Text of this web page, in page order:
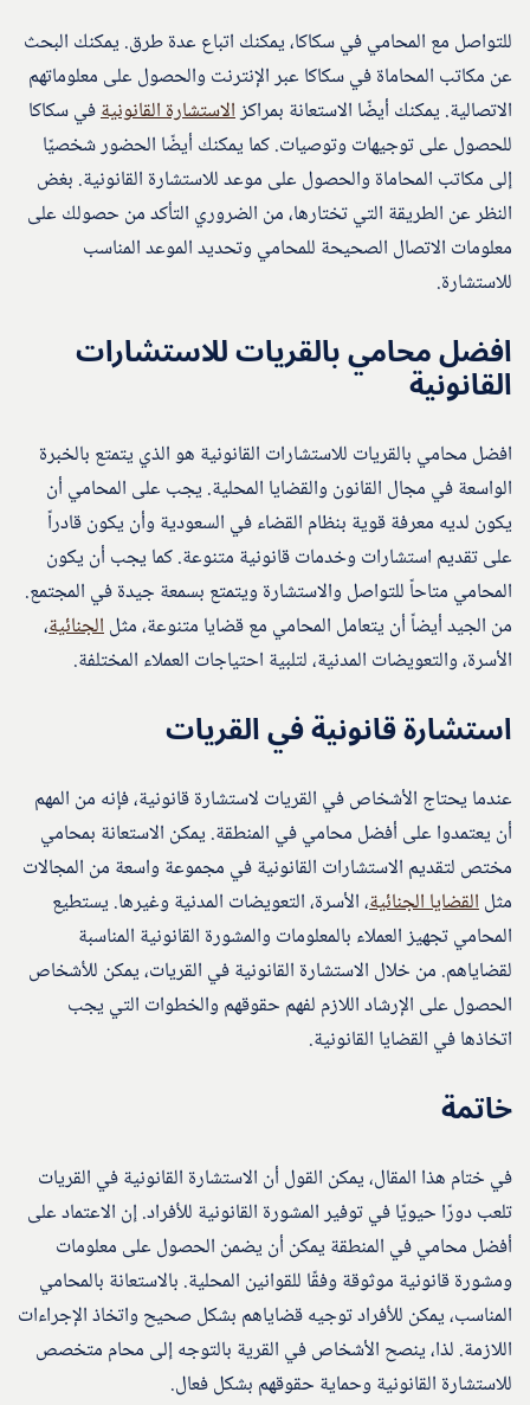
للتواصل مع المحامي في سكاكا، يمكنك اتباع عدة طرق. يمكنك البحث
عن مكاتب المحاماة في سكاكا عبر الإنترنت والحصول على معلوماتهم
الاتصالية. يمكنك أيضًا الاستعانة بمراكزالاستشارة القانونيةفي سكاكا
للحصول على توجيهات وتوصيات. كما يمكنك أيضًا الحضور شخصيًا
إلى مكاتب المحاماة والحصول على موعد للاستشارة القانونية. بغض
النظر عن الطريقة التي تختارها، من الضروري التأكد من حصولك على
معلومات الاتصال الصحيحة للمحامي وتحديد الموعد المناسب
للاستشارة.
افضل محامي بالقريات للاستشارات
القانونية
افضل محامي بالقريات للاستشارات القانونية هو الذي يتمتع بالخبرة
الواسعة في مجال القانون والقضايا المحلية. يجب على المحامي أن
يكون لديه معرفة قوية بنظام القضاء في السعودية وأن يكون قادراً
على تقديم استشارات وخدمات قانونية متنوعة. كما يجب أن يكون
المحامي متاحاً للتواصل والاستشارة ويتمتع بسمعة جيدة في المجتمع.
من الجيد أيضاً أن يتعامل المحامي مع قضايا متنوعة، مثلالجنائية،
الأسرة، والتعويضات المدنية، لتلبية احتياجات العملاء المختلفة.
استشارة قانونية في القريات
عندما يحتاج الأشخاص في القريات لاستشارة قانونية، فإنه من المهم
أن يعتمدوا على أفضل محامي في المنطقة. يمكن الاستعانة بمحامي
مختص لتقديم الاستشارات القانونية في مجموعة واسعة من المجالات
مثلالقضايا الجنائية، الأسرة، التعويضات المدنية وغيرها. يستطيع
المحامي تجهيز العملاء بالمعلومات والمشورة القانونية المناسبة
لقضاياهم. من خلال الاستشارة القانونية في القريات، يمكن للأشخاص
الحصول على الإرشاد اللازم لفهم حقوقهم والخطوات التي يجب
اتخاذها في القضايا القانونية.
خاتمة
في ختام هذا المقال، يمكن القول أن الاستشارة القانونية في القريات
تلعب دورًا حيويًا في توفير المشورة القانونية للأفراد. إن الاعتماد على
أفضل محامي في المنطقة يمكن أن يضمن الحصول على معلومات
ومشورة قانونية موثوقة وفقًا للقوانين المحلية. بالاستعانة بالمحامي
المناسب، يمكن للأفراد توجيه قضاياهم بشكل صحيح واتخاذ الإجراءات
اللازمة. لذا، ينصح الأشخاص في القرية بالتوجه إلى محام متخصص
للاستشارة القانونية وحماية حقوقهم بشكل فعال.